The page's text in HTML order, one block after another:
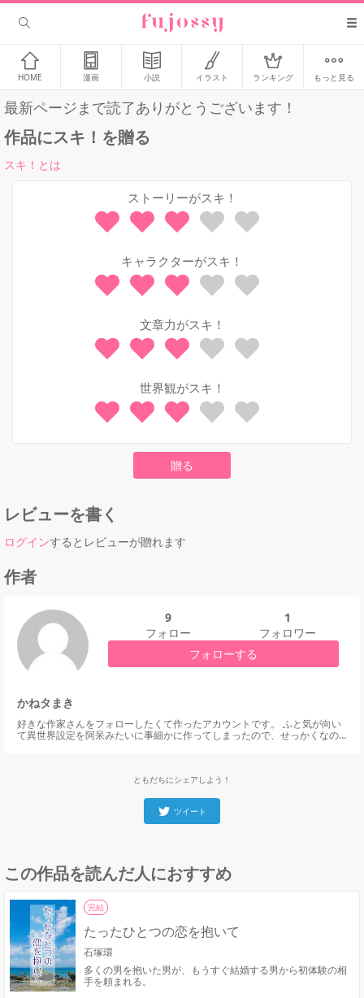
HOME 漫画 小説 イラスト ランキング もっと見る
最新ページまで読了ありがとうございます！
作品にスキ！を贈る
スキ！とは
ストーリーがスキ！
キャラクターがスキ！
文章力がスキ！
世界観がスキ！
レビューを書く
ログインするとレビューが贈れます
作者
9
フォロー
1
フォロワー
フォローする
かねタまき
好きな作家さんをフォローしたくて作ったアカウントです。 ふと気が向い
て異世界設定を阿呆みたいに事細かに作ってしまったので、せっかくなの
ともだちにシェアしよう！
ツイート
この作品を読んだ人におすすめ
完結
たったひとつの恋を抱いて
石塚環
多くの男を抱いた男が、もうすぐ結婚する男から初体験の相
手を頼まれる。